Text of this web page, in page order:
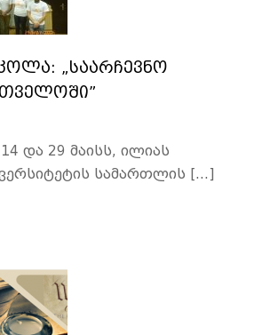
„საარჩევნო
და 29 მაისს, ილიას
სამართლის […]